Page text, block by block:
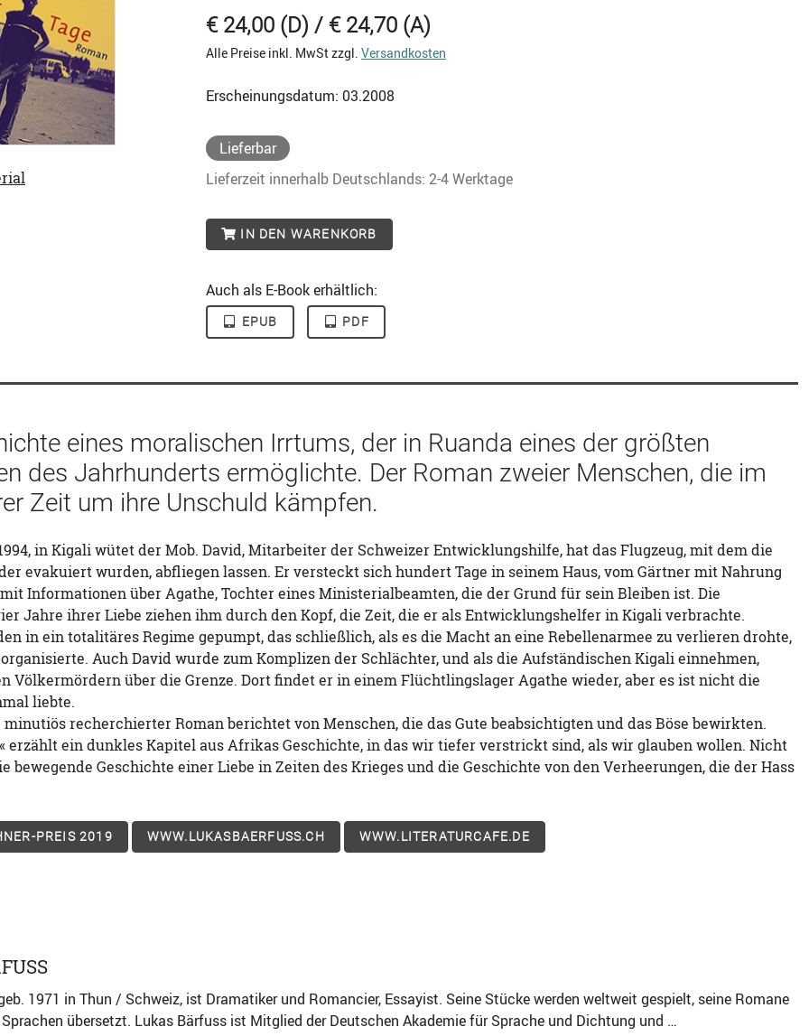
€ 24,00 (D) / € 24,70 (A)
Alle Preise inkl. MwSt zzgl. Versandkosten
Erscheinungsdatum: 03.2008
Lieferbar
Lieferzeit innerhalb Deutschlands: 2-4 Werktage
IN DEN WARENKORB
Auch als E-Book erhältlich:
EPUB PDF
eines moralischen Irrtums, der in Ruanda eines der größten
des Jahrhunderts ermöglichte. Der Roman zweier Menschen, die im
Zeit um ihre Unschuld kämpfen.
in Kigali wütet der Mob. David, Mitarbeiter der Schweizer Entwicklungshilfe, hat das Flugzeug, mit dem die
evakuiert wurden, abfliegen lassen. Er versteckt sich hundert Tage in seinem Haus, vom Gärtner mit Nahrung
Informationen über Agathe, Tochter eines Ministerialbeamten, die der Grund für sein Bleiben ist. Die
Jahre ihrer Liebe ziehen ihm durch den Kopf, die Zeit, die er als Entwicklungshelfer in Kigali verbrachte.
in ein totalitäres Regime gepumpt, das schließlich, als es die Macht an eine Rebellenarmee zu verlieren drohte,
Auch David wurde zum Komplizen der Schlächter, und als die Aufständischen Kigali einnehmen,
Völkermördern über die Grenze. Dort findet er in einem Flüchtlingslager Agathe wieder, aber es ist nicht die
liebte.
recherchierter Roman berichtet von Menschen, die das Gute beabsichtigten und das Böse bewirkten.
erzählt ein dunkles Kapitel aus Afrikas Geschichte, in das wir tiefer verstrickt sind, als wir glauben wollen. Nicht
bewegende Geschichte einer Liebe in Zeiten des Krieges und die Geschichte von den Verheerungen, die der Hass
PREIS 2019 WWW.LUKASBAERFUSS.CH WWW.LITERATURCAFE.DE
1971 in Thun / Schweiz, ist Dramatiker und Romancier, Essayist. Seine Stücke werden weltweit gespielt, seine Romane
übersetzt. Lukas Bärfuss ist Mitglied der Deutschen Akademie für Sprache und Dichtung und …